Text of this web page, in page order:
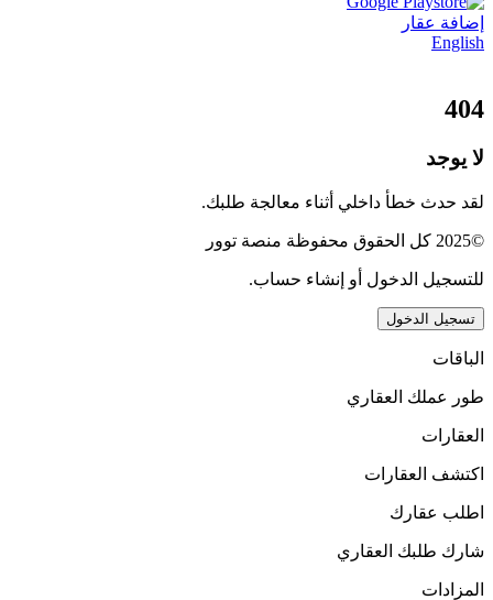
إضافة عقار
English
404
لا يوجد
لقد حدث خطأ داخلي أثناء معالجة طلبك.
©2025 كل الحقوق محفوظة منصة توور
للتسجيل الدخول أو إنشاء حساب.
تسجيل الدخول
الباقات
طور عملك العقاري
العقارات
اكتشف العقارات
اطلب عقارك
شارك طلبك العقاري
المزادات